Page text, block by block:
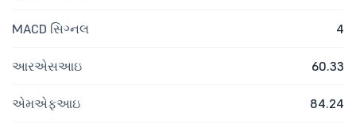
MACD સિગ્નલ 4
આરએસઆઇ 60.33
એમએફઆઇ 84.24